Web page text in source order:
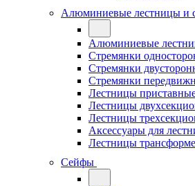
Алюминиевые лестницы и
Алюминиевые
Стремянки
Стремянки
Стремянки
Лестницы
Лестницы
Лестницы
Аксессуары для
Лестницы
Сейфы